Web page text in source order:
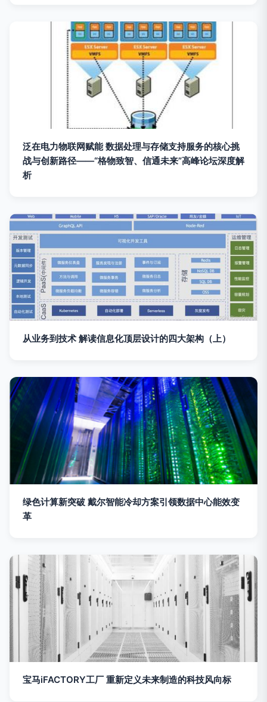
泛在电力物联网赋能 数据处理与存储支持服务的核心挑
战与创新路径——“格物致智、信通未来”高峰论坛深度解
析
从业务到技术 解读信息化顶层设计的四大架构（上）
绿色计算新突破 戴尔智能冷却方案引领数据中心能效变
革
宝马iFACTORY工厂 重新定义未来制造的科技风向标